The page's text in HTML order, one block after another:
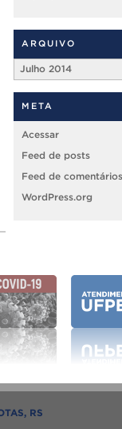
ARQUIVO
Arquivo
META
Acessar
Feed de posts
Feed de comentários
WordPress.org
RS